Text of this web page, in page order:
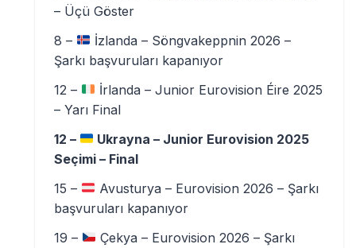
– Üçü Göster
8 –
İzlanda – Söngvakeppnin 2026 –
Şarkı başvuruları kapanıyor
12 –
İrlanda – Junior Eurovision Éire 2025
– Yarı Final
12 –
Ukrayna – Junior Eurovision 2025
Seçimi – Final
15 –
Avusturya – Eurovision 2026 – Şarkı
başvuruları kapanıyor
19 –
Çekya – Eurovision 2026 – Şarkı